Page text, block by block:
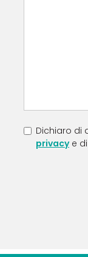
Dichiaro di
privacye di